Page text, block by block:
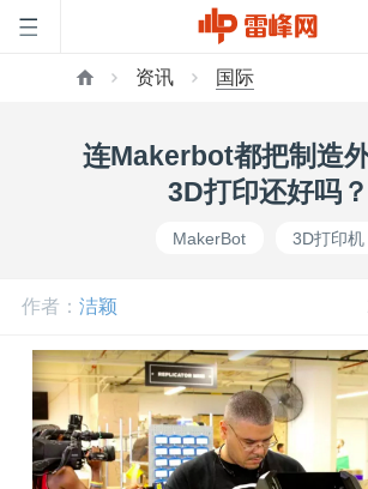
网
公
资讯 国际
连Makerbot都把制造
3D打印还好吗？
MakerBot 3D打印机
作者： 洁颖